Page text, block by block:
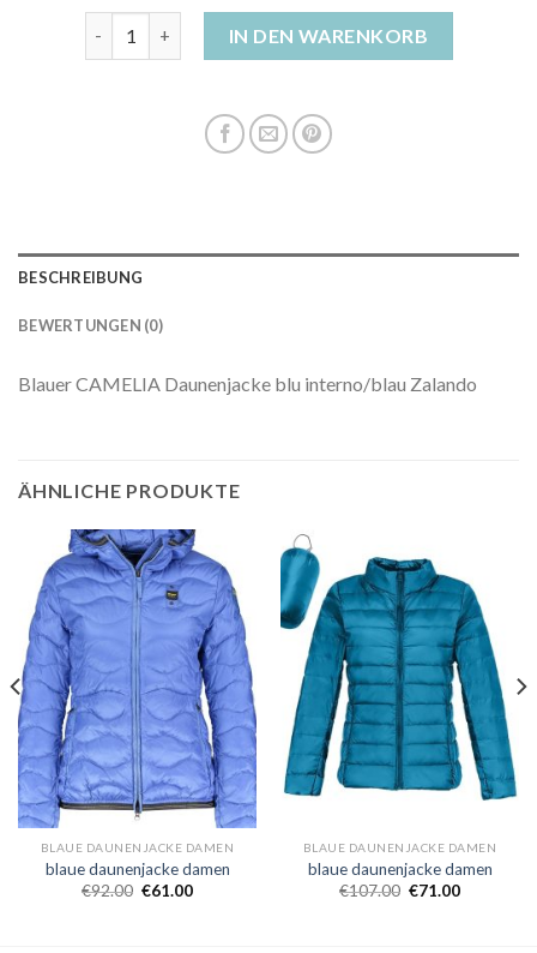
IN DEN WARENKORB
BESCHREIBUNG
BEWERTUNGEN (0)
Blauer CAMELIA Daunenjacke blu interno/blau Zalando
ÄHNLICHE PRODUKTE
BLAUE DAUNENJACKE DAMEN
blaue daunenjacke damen
€92.00 €61.00
BLAUE DAUNENJACKE DAMEN
blaue daunenjacke damen
€107.00 €71.00